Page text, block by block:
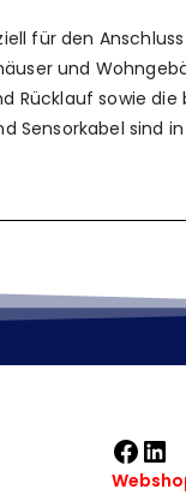
für den
und
Rücklauf sowie die
Sensorkabel sind